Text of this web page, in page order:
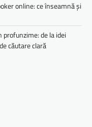
online: ce înseamnă și
de la idei
căutare clară